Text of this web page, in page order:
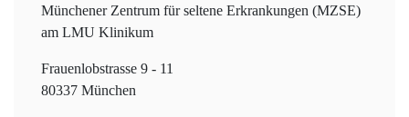
Münchener Zentrum für seltene Erkrankungen (MZSE)
am LMU Klinikum
Frauenlobstrasse 9 - 11
80337 München